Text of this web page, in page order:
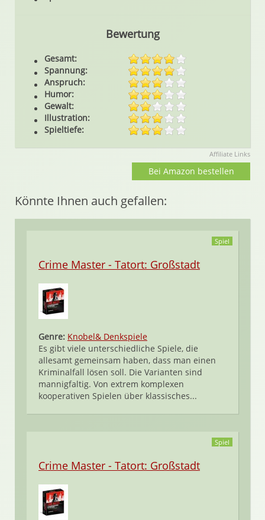
Bewertung
Gesamt:
Spannung:
Anspruch:
Humor:
Gewalt:
Illustration:
Spieltiefe:
Affiliate Links
Bei Amazon bestellen
Könnte Ihnen auch gefallen:
Spiel
Crime Master - Tatort: Großstadt
Genre: Knobel& Denkspiele
Es gibt viele unterschiedliche Spiele, die
allesamt gemeinsam haben, dass man einen
Kriminalfall lösen soll. Die Varianten sind
mannigfaltig. Von extrem komplexen
kooperativen Spielen über klassisches...
Spiel
Crime Master - Tatort: Großstadt